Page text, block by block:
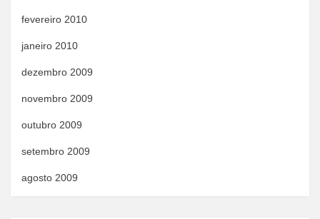
fevereiro 2010
janeiro 2010
dezembro 2009
novembro 2009
outubro 2009
setembro 2009
agosto 2009